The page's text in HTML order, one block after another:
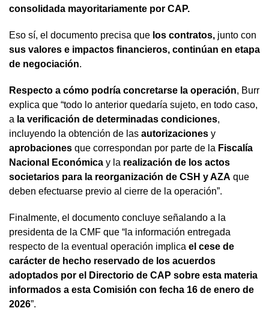
consolidada mayoritariamente por CAP.
Eso sí, el documento precisa que los contratos, junto con
sus valores e impactos financieros, continúan en etapa
de negociación.
Respecto a cómo podría concretarse la operación, Burr
explica que “todo lo anterior quedaría sujeto, en todo caso,
a la verificación de determinadas condiciones,
incluyendo la obtención de las autorizaciones y
aprobaciones que correspondan por parte de la Fiscalía
Nacional Económica y la realización de los actos
societarios para la reorganización de CSH y AZA que
deben efectuarse previo al cierre de la operación”.
Finalmente, el documento concluye señalando a la
presidenta de la CMF que “la información entregada
respecto de la eventual operación implica el cese de
carácter de hecho reservado de los acuerdos
adoptados por el Directorio de CAP sobre esta materia
informados a esta Comisión con fecha 16 de enero de
2026”.